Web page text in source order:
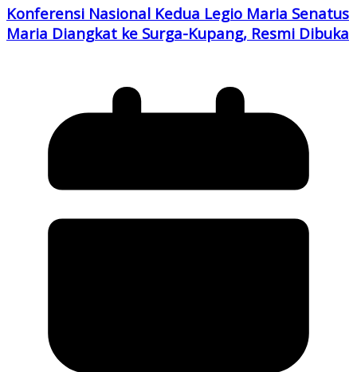
Konferensi Nasional Kedua Legio Maria Senatus
Maria Diangkat ke Surga-Kupang, Resmi Dibuka